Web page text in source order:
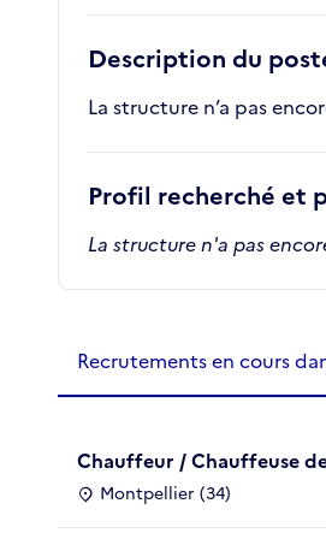
Description du
La structure n’a pas
Profil recherché et
La structure n'a pas
Recrutements de
Recrutements en cours
Chauffeur / Chauffeuse
Montpellier (34)